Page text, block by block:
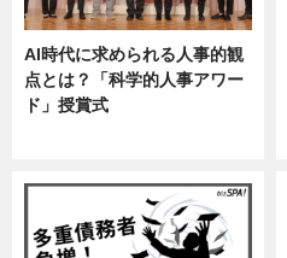
AI時代に求められる人事的観
点とは？「科学的人事アワー
ド」授賞式